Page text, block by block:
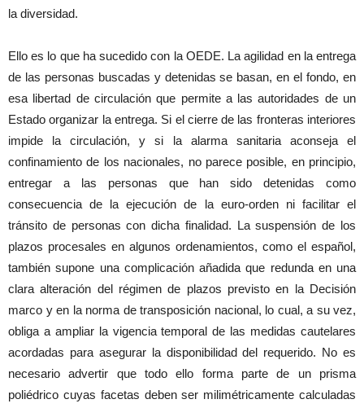
la diversidad.
Ello es lo que ha sucedido con la OEDE. La agilidad en la entrega
de las personas buscadas y detenidas se basan, en el fondo, en
esa libertad de circulación que permite a las autoridades de un
Estado organizar la entrega. Si el cierre de las fronteras interiores
impide la circulación, y si la alarma sanitaria aconseja el
confinamiento de los nacionales, no parece posible, en principio,
entregar a las personas que han sido detenidas como
consecuencia de la ejecución de la euro-orden ni facilitar el
tránsito de personas con dicha finalidad. La suspensión de los
plazos procesales en algunos ordenamientos, como el español,
también supone una complicación añadida que redunda en una
clara alteración del régimen de plazos previsto en la Decisión
marco y en la norma de transposición nacional, lo cual, a su vez,
obliga a ampliar la vigencia temporal de las medidas cautelares
acordadas para asegurar la disponibilidad del requerido. No es
necesario advertir que todo ello forma parte de un prisma
poliédrico cuyas facetas deben ser milimétricamente calculadas